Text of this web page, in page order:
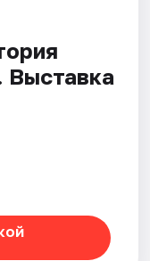
Выставка